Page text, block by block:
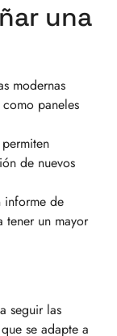
una
modernas
paneles
de nuevos
informe de
tener un mayor
seguir las
se adapte a